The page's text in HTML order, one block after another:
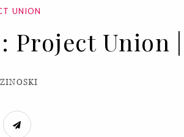
UNION
Project Union